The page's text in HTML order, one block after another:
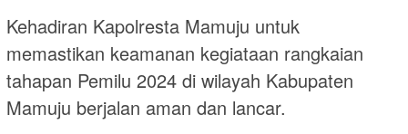
Kehadiran Kapolresta Mamuju untuk
memastikan keamanan kegiataan rangkaian
tahapan Pemilu 2024 di wilayah Kabupaten
Mamuju berjalan aman dan lancar.